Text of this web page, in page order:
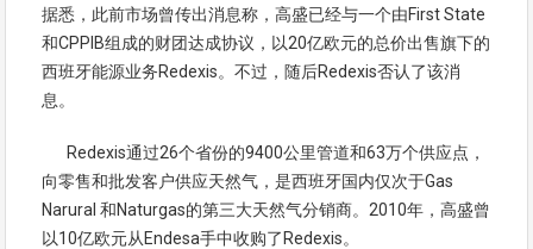
据悉，此前市场曾传出消息称，高盛已经与一个由First State
和CPPIB组成的财团达成协议，以20亿欧元的总价出售旗下的
西班牙能源业务Redexis。不过，随后Redexis否认了该消
息。
Redexis通过26个省份的9400公里管道和63万个供应点，
向零售和批发客户供应天然气，是西班牙国内仅次于Gas
Narural 和Naturgas的第三大天然气分销商。2010年，高盛曾
以10亿欧元从Endesa手中收购了Redexis。